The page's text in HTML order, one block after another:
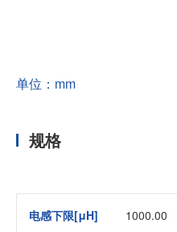
单位：mm
规格
电感下限[μH]
1000.00